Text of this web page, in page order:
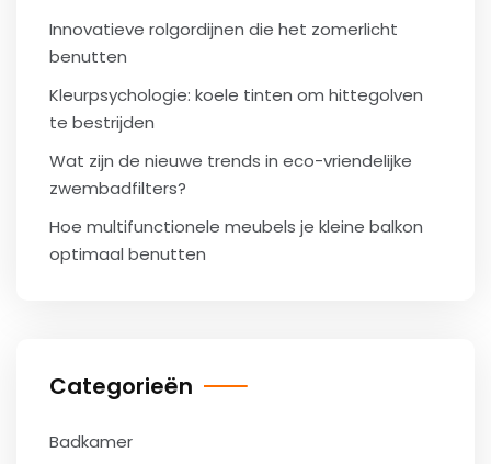
Innovatieve rolgordijnen die het zomerlicht
benutten
Kleurpsychologie: koele tinten om hittegolven
te bestrijden
Wat zijn de nieuwe trends in eco-vriendelijke
zwembadfilters?
Hoe multifunctionele meubels je kleine balkon
optimaal benutten
Categorieën
Badkamer